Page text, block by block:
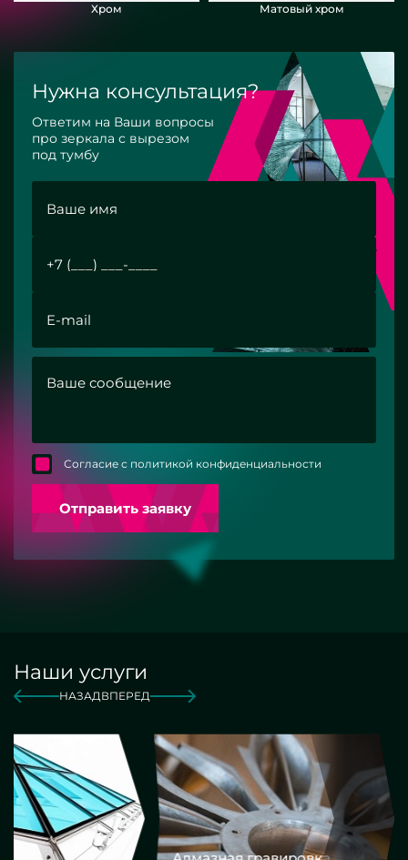
Хром Матовый хром
Нужна консультация?
Ответим на Ваши вопросы
про зеркала с вырезом
под тумбу
Согласие с политикой конфиденциальности
Отправить заявку
Наши услуги
НАЗАДВПЕРЕД